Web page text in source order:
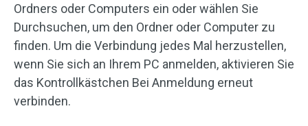
Ordners oder Computers ein oder wählen Sie
Durchsuchen, um den Ordner oder Computer zu
finden. Um die Verbindung jedes Mal herzustellen,
wenn Sie sich an Ihrem PC anmelden, aktivieren Sie
das Kontrollkästchen Bei Anmeldung erneut
verbinden.